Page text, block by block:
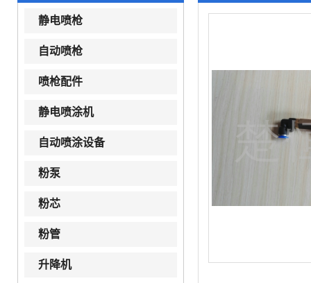
静电喷枪
自动喷枪
喷枪配件
静电喷涂机
自动喷涂设备
粉泵
粉芯
粉管
升降机